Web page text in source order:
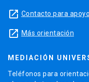
launch Contacto para apoyo
launch Más orientación
MEDIACIÓN
Teléfonos para